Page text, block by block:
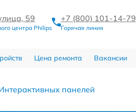
59
центра Philips
+7 (800) 101-14-79
Горячая линия
Цена ремонта Вакансии
панелей